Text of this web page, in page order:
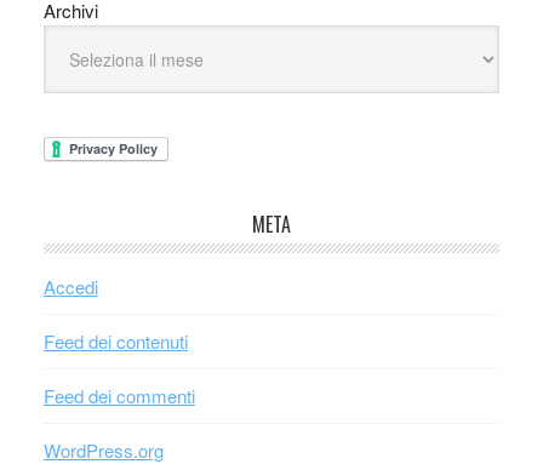
Archivi
META
Accedi
Feed dei contenuti
Feed dei commenti
WordPress.org